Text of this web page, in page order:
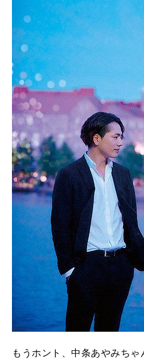
もうホント、中条あやみち